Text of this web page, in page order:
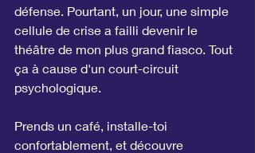
défense. Pourtant, un jour, une simple
cellule de crise a failli devenir le
théâtre de mon plus grand fiasco. Tout
ça à cause d'un court-circuit
psychologique.
Prends un café, installe-toi
confortablement, et découvre